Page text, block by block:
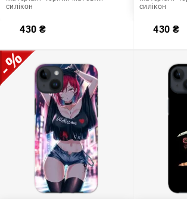
силікон
430 ₴
силікон
430 ₴